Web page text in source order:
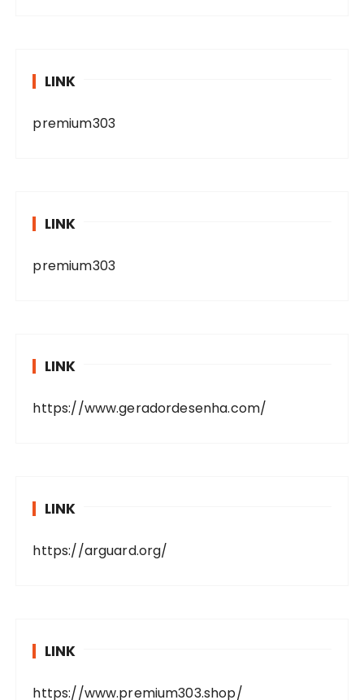
LINK
premium303
LINK
premium303
LINK
https://www.geradordesenha.com/
LINK
https://arguard.org/
LINK
https://www.premium303.shop/